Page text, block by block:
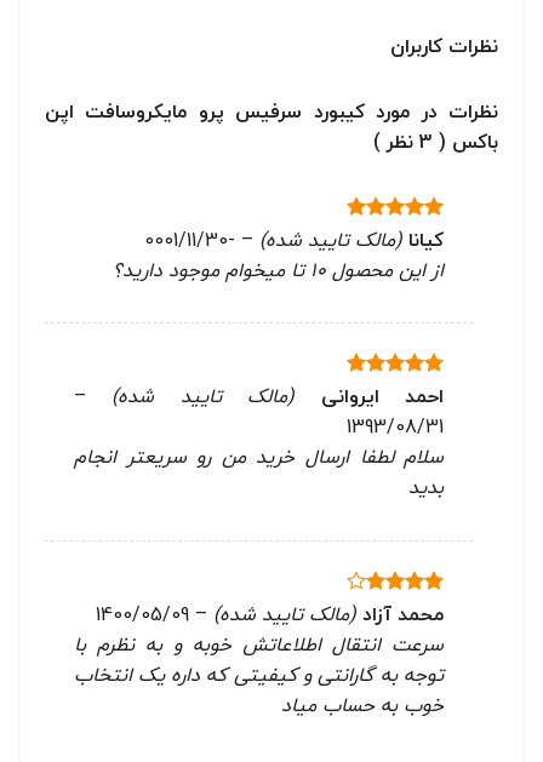
نظرات کاربران
نظرات در مورد کیبورد سرفیس پرو مایکروسافت اپن
باکس ( 3 نظر )
نمره5از
کیانا (مالک تایید شده) –
-0001/11/30
از این محصول 10 تا میخوام موجود دارید؟
نمره
از
احمد ایروانی (مالک تایید شده)
–
1393/08/31
سلام لطفا ارسال خرید من رو سریعتر انجام
بدید
نمره 4
محمد آزاد(مالک تایید شده) –
1400/05/09
سرعت انتقال اطلاعاتش خوبه و به نظرم با
توجه به گارانتی و کیفیتی که داره یک انتخاب
خوب به حساب میاد